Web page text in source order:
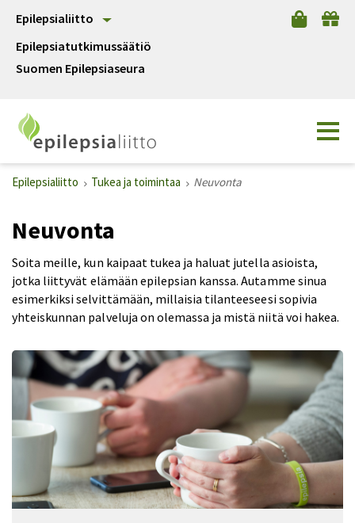
Epilepsialiitto
Epilepsiatutkimussäätiö
Suomen Epilepsiaseura
Epilepsialiitto Tukea ja toimintaa Neuvonta
Neuvonta
Soita meille, kun kaipaat tukea ja haluat jutella asioista,
jotka liittyvät elämään epilepsian kanssa. Autamme sinua
esimerkiksi selvittämään, millaisia tilanteeseesi sopivia
yhteiskunnan palveluja on olemassa ja mistä niitä voi hakea.